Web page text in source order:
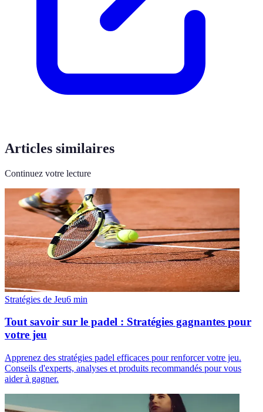
Articles similaires
Continuez votre lecture
Stratégies de Jeu6 min
Tout savoir sur le padel : Stratégies gagnantes pour
votre jeu
Apprenez des stratégies padel efficaces pour renforcer votre jeu.
Conseils d'experts, analyses et produits recommandés pour vous
aider à gagner.